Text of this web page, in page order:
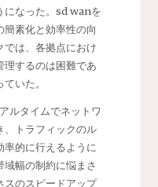
になった。sd wanを
素化と効率性の向
では、各拠点におけ
理するのは困難であ
いた。
ルタイムでネットワ
、トラフィックのル
率的に行えるように
幅の制約に悩まさ
スのスピードアップ